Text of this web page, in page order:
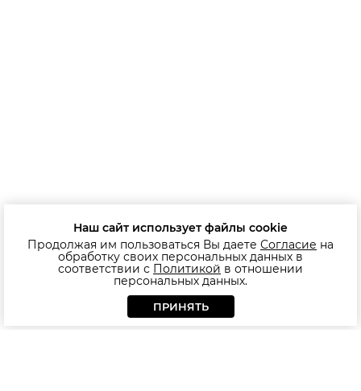
Наш сайт использует файлы cookie
Продолжая им пользоваться Вы даете Согласие на
обработку своих персональных данных в
соответствии с Политикой в отношении
персональных данных.
ПРИНЯТЬ